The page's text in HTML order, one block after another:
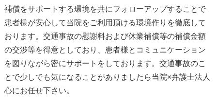
補償をサポートする環境を共にフォローアップすることで
患者様が安心して当院をご利用頂ける環境作りを徹底して
おります。交通事故の慰謝料および休業補償等の補償金額
の交渉等を得意としており、患者様とコミュニケーション
を図りながら密にサポートをしております。交通事故のこ
とで少しでも気になることがありましたら当院×弁護士法人
心にお任せ下さい。